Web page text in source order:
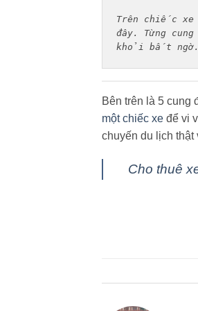
Trên chiếc xe
đây. Từng
khỏi bất
Bên trên là 5 cung
một chiếc xe để vi
chuyến du lịch
Cho thuê